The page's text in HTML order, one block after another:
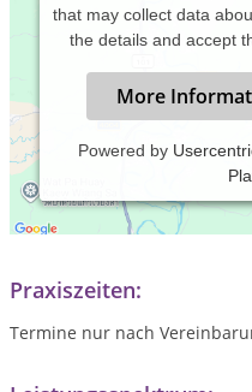
that may collect data
the details and accept
More
Powered by
Das Goettinger Zentrum
Goettinger Innenstadt.
nehmen sich Zeit für Sie und
Praxiszeiten:
Termine nur nach